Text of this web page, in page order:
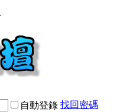
自動登錄 找回密碼